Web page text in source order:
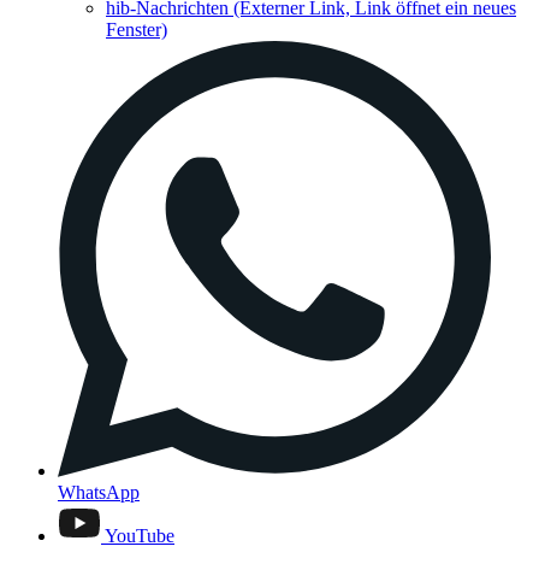
hib-Nachrichten (Externer Link, Link öffnet ein neues
Fenster)
WhatsApp
YouTube